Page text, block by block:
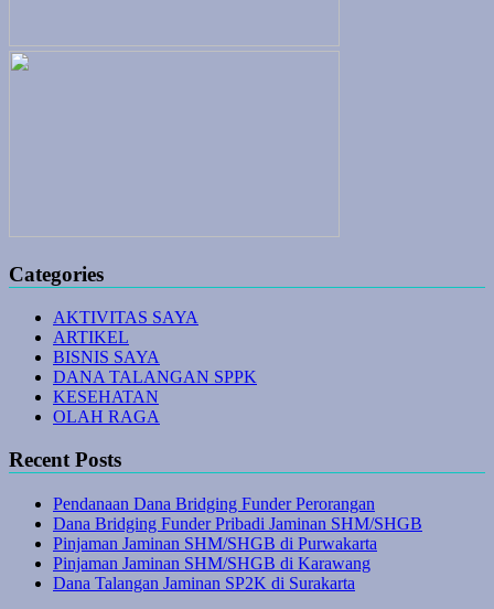
Categories
AKTIVITAS SAYA
ARTIKEL
BISNIS SAYA
DANA TALANGAN SPPK
KESEHATAN
OLAH RAGA
Recent Posts
Pendanaan Dana Bridging Funder Perorangan
Dana Bridging Funder Pribadi Jaminan SHM/SHGB
Pinjaman Jaminan SHM/SHGB di Purwakarta
Pinjaman Jaminan SHM/SHGB di Karawang
Dana Talangan Jaminan SP2K di Surakarta